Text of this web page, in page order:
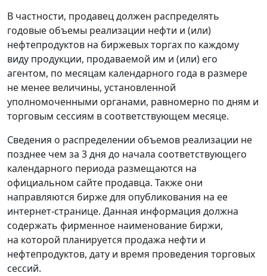
В частности, продавец должен распределять
годовые объемы реализации нефти и (или)
нефтепродуктов на биржевых торгах по каждому
виду продукции, продаваемой им и (или) его
агентом, по месяцам календарного года в размере
не менее величины, установленной
уполномоченными органами, равномерно по дням и
торговым сессиям в соответствующем месяце.
Сведения о распределении объемов реализации не
позднее чем за 3 дня до начала соответствующего
календарного периода размещаются на
официальном сайте продавца. Также они
направляются бирже для опубликования на ее
интернет-странице. Данная информация должна
содержать фирменное наименование биржи,
на которой планируется продажа нефти и
нефтепродуктов, дату и время проведения торговых
сессий.